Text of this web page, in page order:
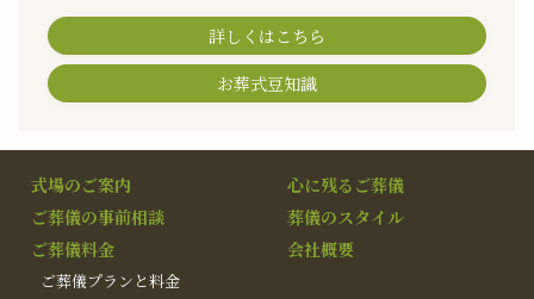
詳しくはこちら
お葬式豆知識
式場のご案内
心に残るご葬儀
ご葬儀の事前相談
葬儀のスタイル
ご葬儀料金
ご葬儀プランと料金
会社概要